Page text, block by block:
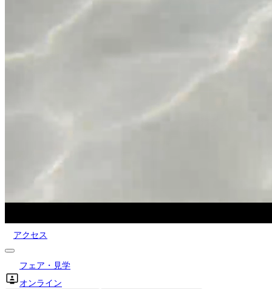
アクセス
フェア・見学
オンライン